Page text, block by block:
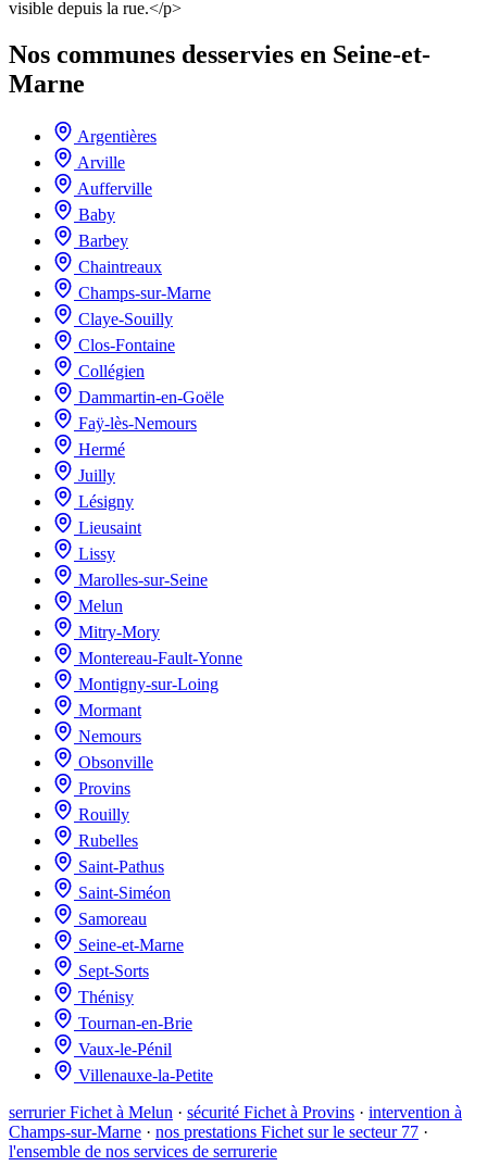
visible depuis la rue.</p>
Nos communes desservies en Seine-et-
Marne
Argentières
Arville
Aufferville
Baby
Barbey
Chaintreaux
Champs-sur-Marne
Claye-Souilly
Clos-Fontaine
Collégien
Dammartin-en-Goële
Faÿ-lès-Nemours
Hermé
Juilly
Lésigny
Lieusaint
Lissy
Marolles-sur-Seine
Melun
Mitry-Mory
Montereau-Fault-Yonne
Montigny-sur-Loing
Mormant
Nemours
Obsonville
Provins
Rouilly
Rubelles
Saint-Pathus
Saint-Siméon
Samoreau
Seine-et-Marne
Sept-Sorts
Thénisy
Tournan-en-Brie
Vaux-le-Pénil
Villenauxe-la-Petite
serrurier Fichet à Melun · sécurité Fichet à Provins · intervention à
Champs-sur-Marne · nos prestations Fichet sur le secteur 77 ·
l'ensemble de nos services de serrurerie